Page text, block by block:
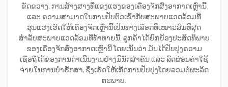
ຂັດຂວາງ. ການສ້າງສາງທີ່ແຂງແຮງຂອງເຄື່ອງຈັກສົ່ງອາກາດເຫຼົ່ານີ້
ແລະ ຄວາມສາມາດໃນການປັບຕົວເຂົ້າກັບສະພາບແວດລ້ອມທີ່
ຮຸນແຮງເຮັດໃຫ້ເຄື່ອງຈັກເຫຼົ່ານີ້ເປັນທາງເລືອກທີ່ເໝາະສົມທີ່ສຸດ
ສຳລັບສະພາບແວດລ້ອມທີ່ທ້າທາຍນີ້. ລູກຄ້າໄດ້ຍົກຍ້ອງປະສິດທິພາບ
ຂອງເຄື່ອງຈັກສົ່ງອາກາດເຫຼົ່ານີ້ ໂດຍເນັ້ນວ່າ ມັນໄດ້ປັບປຸງຄວາມ
ເຊື່ອຖືໄດ້ຂອງການດຳເນີນງານຢ່າງມີນັກສຳຄັນ ແລະ ລົດຜ່ອນຄ່າໃຊ້
ຈ່າຍໃນການບໍາຮັກສາ, ຊຶ່ງເຮັດໃຫ້ເກີດການປັບປຸງໂດຍລວມຕໍ່ຜະລິດ
ຕະພາບ.